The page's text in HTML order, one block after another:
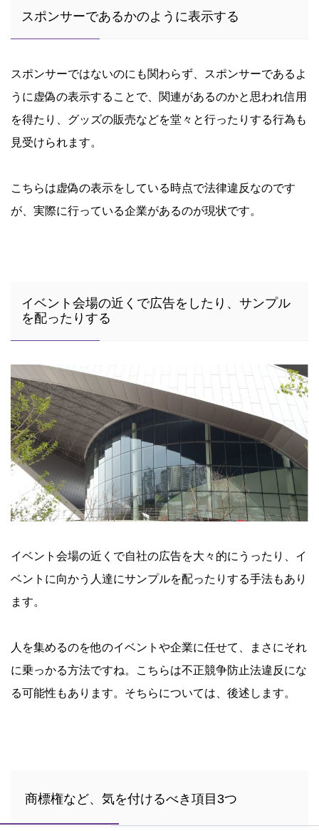
スポンサーであるかのように表示する
スポンサーではないのにも関わらず、スポンサーであるよ
うに虚偽の表示することで、関連があるのかと思われ信用
を得たり、グッズの販売などを堂々と行ったりする行為も
見受けられます。
こちらは虚偽の表示をしている時点で法律違反なのです
が、実際に行っている企業があるのが現状です。
イベント会場の近くで広告をしたり、サンプル
を配ったりする
イベント会場の近くで自社の広告を大々的にうったり、イ
ベントに向かう人達にサンプルを配ったりする手法もあり
ます。
人を集めるのを他のイベントや企業に任せて、まさにそれ
に乗っかる方法ですね。こちらは不正競争防止法違反にな
る可能性もあります。そちらについては、後述します。
商標権など、気を付けるべき項目3つ